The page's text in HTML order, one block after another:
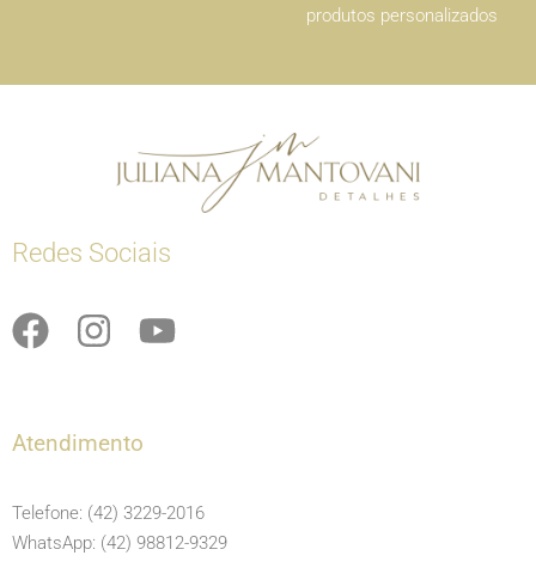
produtos personalizados
Redes Sociais
F
e
o
o
I
t
g
r
Y
b
e
Atendimento
Telefone: (42) 3229-2016
WhatsApp: (42) 98812-9329